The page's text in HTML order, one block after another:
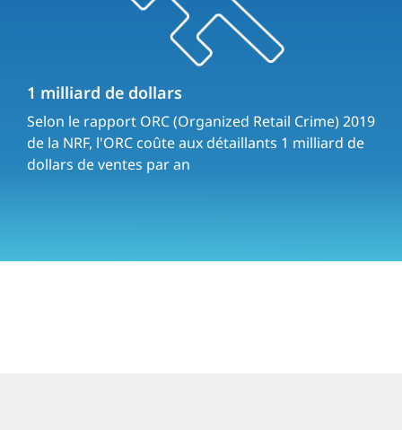
1 milliard de dollars
Selon le rapport ORC (Organized Retail Crime) 2019
de la NRF, l'ORC coûte aux détaillants 1 milliard de
dollars de ventes par an